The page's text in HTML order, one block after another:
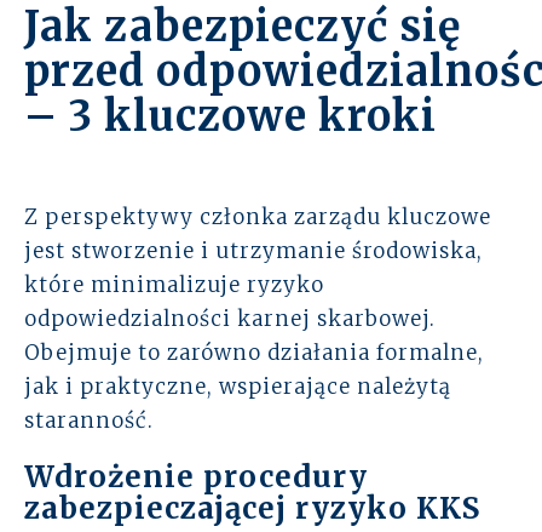
Jak zabezpieczyć się
przed
– 3 kluczowe kroki
Z perspektywy członka zarządu kluczowe
jest stworzenie i utrzymanie środowiska,
które minimalizuje ryzyko
odpowiedzialności karnej skarbowej.
Obejmuje to zarówno działania formalne,
jak i praktyczne, wspierające należytą
staranność.
Wdrożenie procedury
zabezpieczającej ryzyko KKS